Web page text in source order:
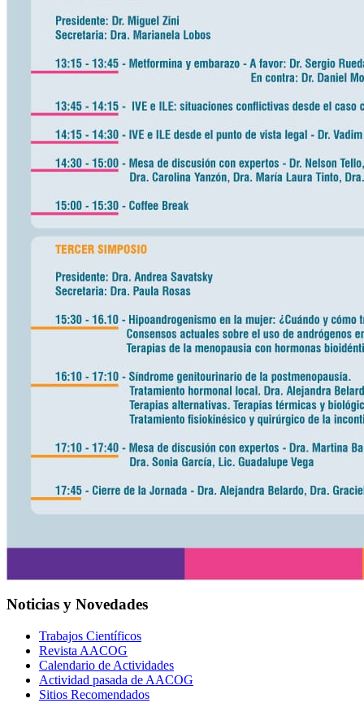
Noticias y Novedades
Trabajos Científicos
Revista AACOG
Calendario de Actividades
Actividad pasada de AACOG
Sitios Recomendados